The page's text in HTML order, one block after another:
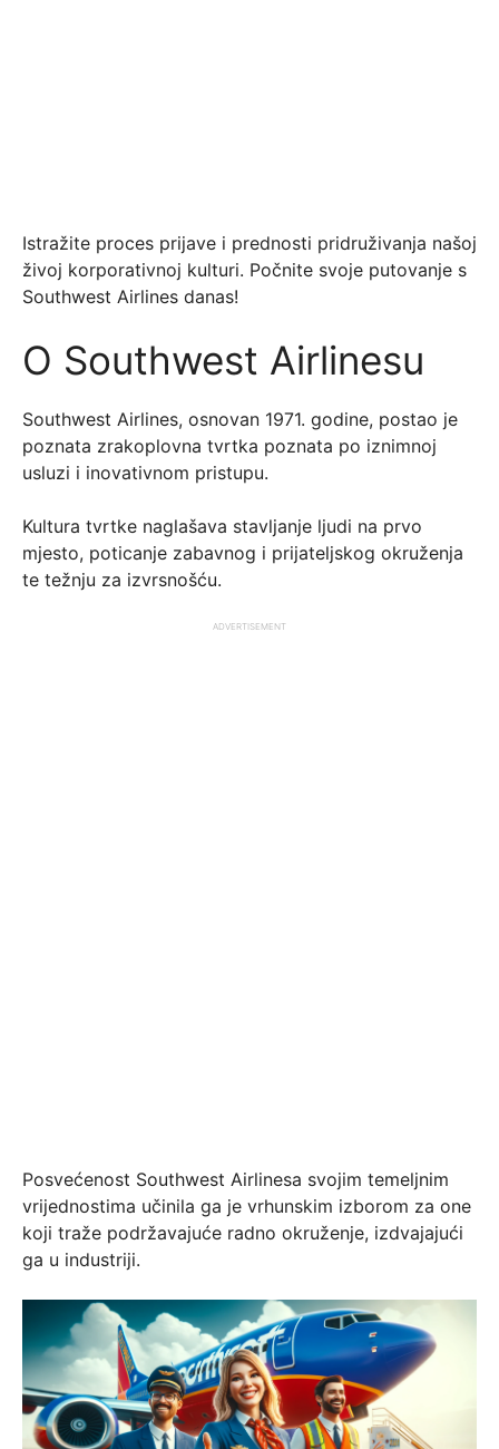
Istražite proces prijave i prednosti pridruživanja našoj
živoj korporativnoj kulturi. Počnite svoje putovanje s
Southwest Airlines danas!
O Southwest Airlinesu
Southwest Airlines, osnovan 1971. godine, postao je
poznata zrakoplovna tvrtka poznata po iznimnoj
usluzi i inovativnom pristupu.
Kultura tvrtke naglašava stavljanje ljudi na prvo
mjesto, poticanje zabavnog i prijateljskog okruženja
te težnju za izvrsnošću.
ADVERTISEMENT
Posvećenost Southwest Airlinesa svojim temeljnim
vrijednostima učinila ga je vrhunskim izborom za one
koji traže podržavajuće radno okruženje, izdvajajući
ga u industriji.